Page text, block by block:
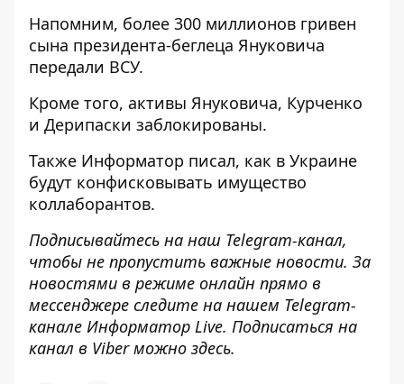
Напомним, более 300 миллионов гривен
сына президента-беглеца Януковича
передали ВСУ.
Кроме того, активы Януковича, Курченко
и Дерипаски заблокированы.
Также Информатор писал, как в Украине
будут конфисковывать имущество
коллаборантов.
Подписывайтесь на наш Telegram-канал,
чтобы не пропустить важные новости. За
новостями в режиме онлайн прямо в
мессенджере следите на нашем Telegram-
канале Информатор Live. Подписаться на
канал в Viber можно здесь.